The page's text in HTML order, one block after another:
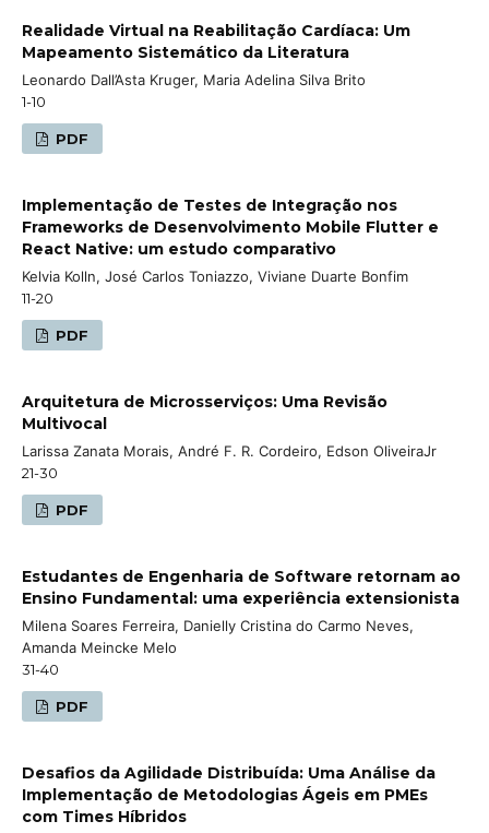
Realidade Virtual na Reabilitação Cardíaca: Um
Mapeamento Sistemático da Literatura
Leonardo Dall’Asta Kruger, Maria Adelina Silva Brito
1-10
PDF
Implementação de Testes de Integração nos
Frameworks de Desenvolvimento Mobile Flutter e
React Native: um estudo comparativo
Kelvia Kolln, José Carlos Toniazzo, Viviane Duarte Bonfim
11-20
PDF
Arquitetura de Microsserviços: Uma Revisão
Multivocal
Larissa Zanata Morais, André F. R. Cordeiro, Edson OliveiraJr
21-30
PDF
Estudantes de Engenharia de Software retornam ao
Ensino Fundamental: uma experiência extensionista
Milena Soares Ferreira, Danielly Cristina do Carmo Neves,
Amanda Meincke Melo
31-40
PDF
Desafios da Agilidade Distribuída: Uma Análise da
Implementação de Metodologias Ágeis em PMEs
com Times Híbridos